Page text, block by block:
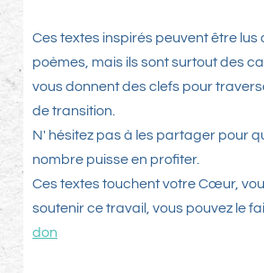
Ces textes inspirés peuvent être lus
poèmes, mais ils sont surtout des
vous donnent des clefs pour
de transition.
N' hésitez pas à les partager pour
nombre puisse en profiter.
Ces textes touchent votre Cœur,
soutenir ce travail, vous pouvez le
don